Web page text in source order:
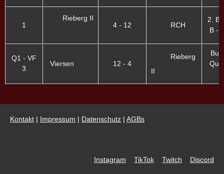
1
Rieberg II
4 - 12
RCH
2.
B -
Q1 - VF
3
Viersen 12 - 4
Rieberg
II
Kontakt | Impressum | Datenschutz | AGBs
Instagram TikTok Twitch Discord